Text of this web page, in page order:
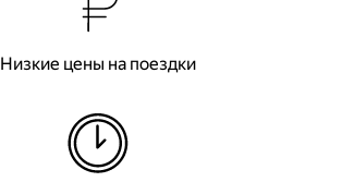
Низкие цены на поездки